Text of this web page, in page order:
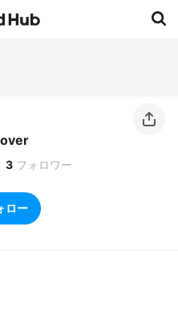
3 フォロワー
ロー